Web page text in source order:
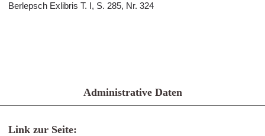
Berlepsch Exlibris T. I, S. 285, Nr. 324
Administrative Daten
Link zur Seite: